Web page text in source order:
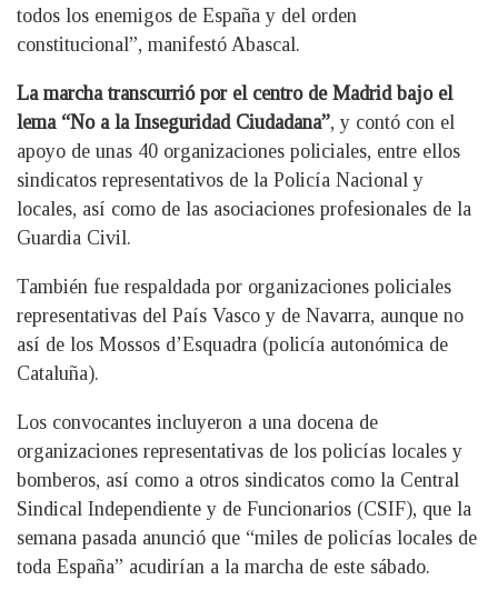
todos los enemigos de España y del orden
constitucional”, manifestó Abascal.
La marcha transcurrió por el centro de Madrid bajo el
lema “No a la Inseguridad Ciudadana”, y contó con el
apoyo de unas 40 organizaciones policiales, entre ellos
sindicatos representativos de la Policía Nacional y
locales, así como de las asociaciones profesionales de la
Guardia Civil.
También fue respaldada por organizaciones policiales
representativas del País Vasco y de Navarra, aunque no
así de los Mossos d’Esquadra (policía autonómica de
Cataluña).
Los convocantes incluyeron a una docena de
organizaciones representativas de los policías locales y
bomberos, así como a otros sindicatos como la Central
Sindical Independiente y de Funcionarios (CSIF), que la
semana pasada anunció que “miles de policías locales de
toda España” acudirían a la marcha de este sábado.